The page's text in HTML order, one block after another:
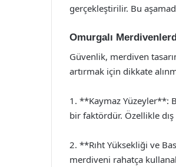
gerçekleştirilir. Bu
Omurgalı
Güvenlik, merdiven
artırmak için dikkate
1. **Kaymaz Yüzeyler**:
bir faktördür. Özellikle
2. **Rıht Yüksekliği ve
merdiveni rahatça